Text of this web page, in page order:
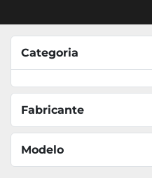
Categoria
Fabricante
Modelo